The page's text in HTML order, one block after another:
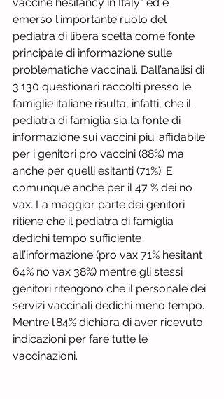
emerso l'importante ruolo del
pediatra di libera scelta come fonte
principale di informazione sulle
problematiche vaccinali. Dall’analisi di
3.130 questionari raccolti presso le
famiglie italiane risulta, infatti, che il
pediatra di famiglia sia la fonte di
informazione sui vaccini piu’ affidabile
per i genitori pro vaccini (88%) ma
anche per quelli esitanti (71%). E
comunque anche per il 47 % dei no
vax. La maggior parte dei genitori
ritiene che il pediatra di famiglia
dedichi tempo sufficiente
all’informazione (pro vax 71% hesitant
64% no vax 38%) mentre gli stessi
genitori ritengono che il personale dei
servizi vaccinali dedichi meno tempo.
Mentre l’84% dichiara di aver ricevuto
indicazioni per fare tutte le
vaccinazioni.